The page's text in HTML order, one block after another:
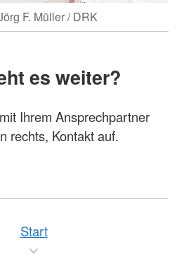
F. Müller / DRK
es weiter?
Ihrem Ansprechpartner
rechts, Kontakt auf.
Start